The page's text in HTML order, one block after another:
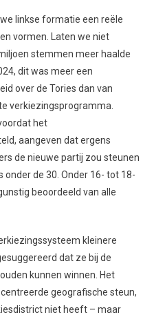
linkse formatie een reële
vormen. Laten we niet
stemmen meer haalde
dit was meer een
over de Tories dan van
verkiezingsprogramma.
het
aangeven dat ergens
de nieuwe partij zou steunen
onder de 30. Onder 16- tot 18-
beoordeeld van alle
kleinere
dat ze bij de
kunnen winnen. Het
geografische steun,
niet heeft – maar